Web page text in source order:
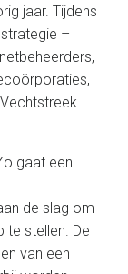
jaar. Tijdens
–
gaat een
de slag om
te stellen. De
van een